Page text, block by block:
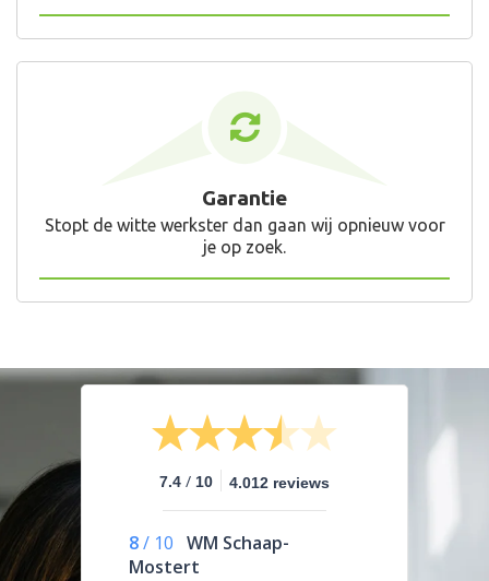
Garantie
Stopt de witte werkster dan gaan wij opnieuw voor
je op zoek.
7.4 / 10 4.012 reviews
8/ 10 WM Schaap-
Mostert